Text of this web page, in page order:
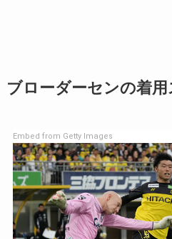
ブローダーセンの着用
Embed from Getty Images